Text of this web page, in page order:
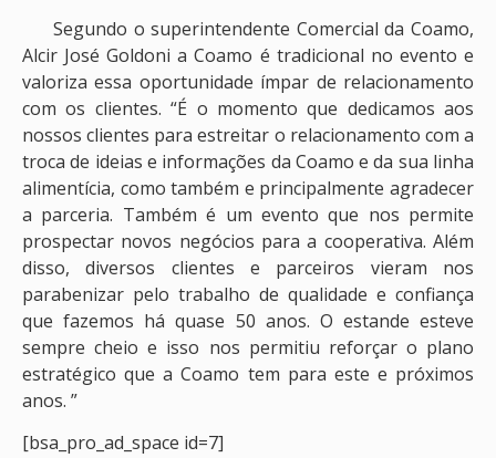
Segundo o superintendente Comercial da Coamo,
Alcir José Goldoni a Coamo é tradicional no evento e
valoriza essa oportunidade ímpar de relacionamento
com os clientes. “É o momento que dedicamos aos
nossos clientes para estreitar o relacionamento com a
troca de ideias e informações da Coamo e da sua linha
alimentícia, como também e principalmente agradecer
a parceria. Também é um evento que nos permite
prospectar novos negócios para a cooperativa. Além
disso, diversos clientes e parceiros vieram nos
parabenizar pelo trabalho de qualidade e confiança
que fazemos há quase 50 anos. O estande esteve
sempre cheio e isso nos permitiu reforçar o plano
estratégico que a Coamo tem para este e próximos
anos. ”
[bsa_pro_ad_space id=7]